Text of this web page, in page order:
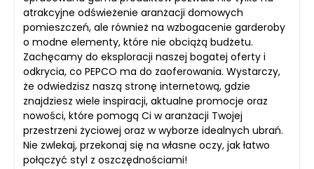
atrakcyjne odświeżenie aranżacji domowych
pomieszczeń, ale również na wzbogacenie garderoby
o modne elementy, które nie obciążą budżetu.
Zachęcamy do eksploracji naszej bogatej oferty i
odkrycia, co PEPCO ma do zaoferowania. Wystarczy,
że odwiedzisz naszą stronę internetową, gdzie
znajdziesz wiele inspiracji, aktualne promocje oraz
nowości, które pomogą Ci w aranżacji Twojej
przestrzeni życiowej oraz w wyborze idealnych ubrań.
Nie zwlekaj, przekonaj się na własne oczy, jak łatwo
połączyć styl z oszczędnościami!